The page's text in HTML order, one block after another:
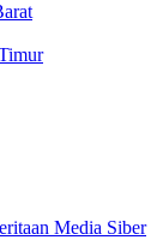
Media Siber